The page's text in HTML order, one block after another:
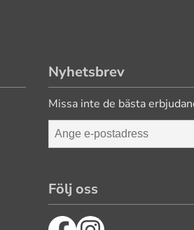
Nyhetsbrev
Missa inte de bästa
Följ oss